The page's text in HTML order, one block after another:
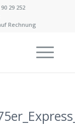
29 252
Rechnung